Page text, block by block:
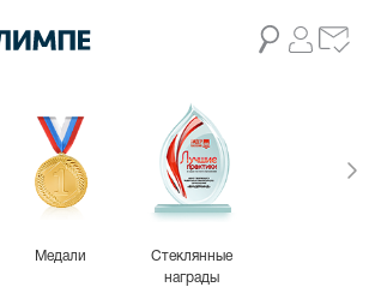
Медали
Стеклянные
награды